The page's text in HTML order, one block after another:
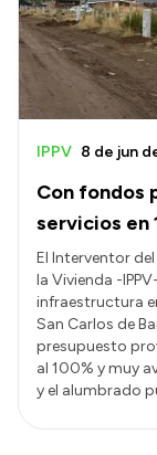
Con fondos
servicios en
IPPV 8 de jun
El Interventor
la Vivienda -
infraestructura
San Carlos de
presupuesto
al 100% y muy
y el alumbrado